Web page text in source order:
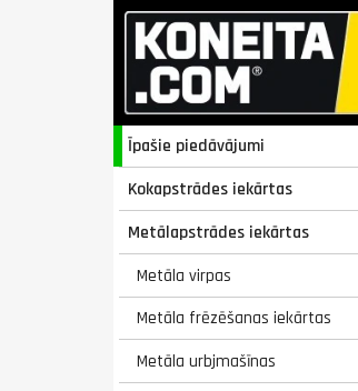
Īpašie piedāvājumi
Kokapstrādes iekārtas
Metālapstrādes iekārtas
Metāla virpas
Metāla frēzēšanas iekārtas
Metāla urbjmašīnas